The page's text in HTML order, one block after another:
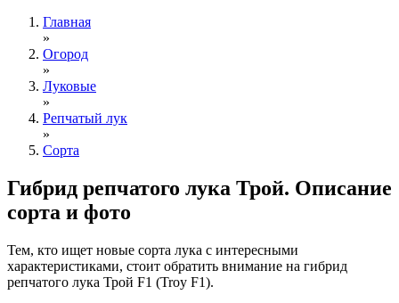
Главная
»
Огород
»
Луковые
»
Репчатый лук
»
Сорта
Гибрид репчатого лука Трой. Описание
сорта и фото
Тем, кто ищет новые сорта лука с интересными
характеристиками, стоит обратить внимание на гибрид
репчатого лука Трой F1 (Troy F1).